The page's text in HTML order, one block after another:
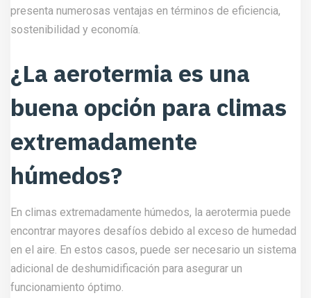
presenta numerosas ventajas en términos de eficiencia,
sostenibilidad y economía.
¿La aerotermia es una
buena opción para climas
extremadamente
húmedos?
En climas extremadamente húmedos, la aerotermia puede
encontrar mayores desafíos debido al exceso de humedad
en el aire. En estos casos, puede ser necesario un sistema
adicional de deshumidificación para asegurar un
funcionamiento óptimo.